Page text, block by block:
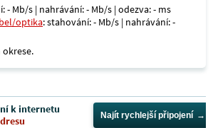
- Mb/s | nahrávání: - Mb/s | odezva: - ms
optika: stahování: - Mb/s | nahrávání: -
k internetu
Najít rychlejší připojení